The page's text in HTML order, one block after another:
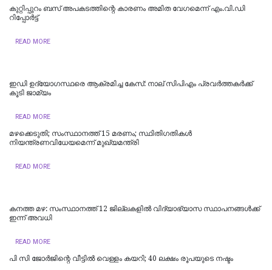
കുറ്റിപ്പുറം ബസ് അപകടത്തിന്റെ കാരണം അമിത വേഗമെന്ന് എം.വി.ഡി
റിപ്പോര്‍ട്ട്
READ MORE
ഇഡി ഉദ്യോഗസ്ഥരെ ആക്രമിച്ച കേസ്: നാല് സിപിഎം പ്രവർത്തകർക്ക്
കൂടി ജാമ്യം
READ MORE
മഴക്കെടുതി; സംസ്ഥാനത്ത് 15 മരണം; സ്ഥിതിഗതികൾ
നിയന്ത്രണവിധേയമെന്ന് മുഖ്യമന്ത്രി
READ MORE
കനത്ത മഴ: സംസ്ഥാനത്ത് 12 ജില്ലകളില്‍ വിദ്യാഭ്യാസ സ്ഥാപനങ്ങള്‍ക്ക്
ഇന്ന് അവധി
READ MORE
പി സി ജോര്‍ജിന്റെ വീട്ടില്‍ വെള്ളം കയറി; 40 ലക്ഷം രൂപയുടെ നഷ്ടം